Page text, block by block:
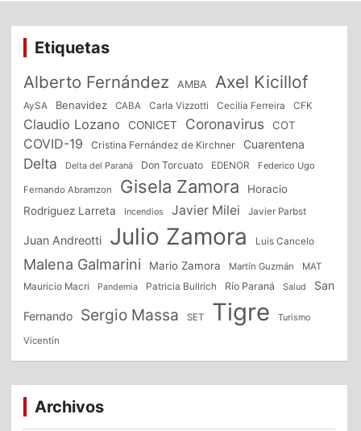
Etiquetas
Alberto Fernández AMBA Axel Kicillof
AySA Benavidez CABA Carla Vizzotti Cecilia Ferreira CFK
Claudio Lozano CONICET Coronavirus COT
COVID-19 Cristina Fernández de Kirchner Cuarentena
Delta Delta del Paraná Don Torcuato EDENOR Federico Ugo
Fernando Abramzon Gisela Zamora
Horacio
Rodriguez Larreta
Incendios Javier Milei Javier Parbst
Juan Andreotti Julio Zamora Luis Cancelo
Malena Galmarini Mario Zamora Martín Guzmán
MAT
Mauricio Macri
Pandemia Patricia Bullrich Río Paraná Salud San
Fernando Sergio Massa SET Tigre Turismo
Vicentín
Archivos